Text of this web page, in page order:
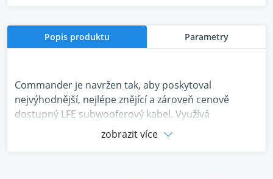
Popis produktu Parametry
Commander je navržen tak, aby poskytoval
nejvýhodnější, nejlépe znějící a zároveň cenově
dostupný LFE subwooferový kabel. Využívá
zkušenosti získané od svého dražšího sourozence
zobrazit více